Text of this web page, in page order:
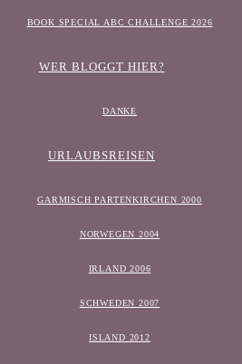
BOOK SPECIAL ABC CHALLENGE 2026
WER BLOGGT HIER?
DANKE
URLAUBSREISEN
GARMISCH PARTENKIRCHEN 2000
NORWEGEN 2004
IRLAND 2006
SCHWEDEN 2007
ISLAND 2012